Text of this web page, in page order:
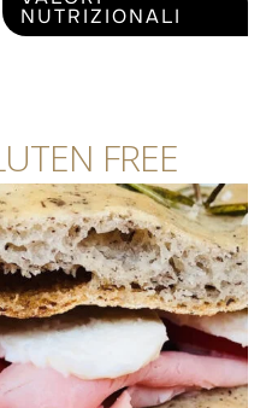
NUTRIZIONALI
FREE